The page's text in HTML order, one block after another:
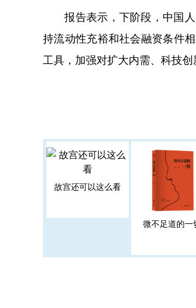
报告表示，下阶段，中国人
持流动性充裕和社会融资条件
工具，加强对扩大内需、科技
故宫还可以这么看
微不足道的一